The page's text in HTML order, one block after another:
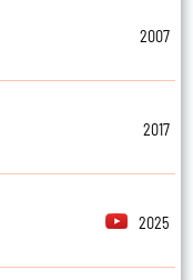
2007
2017
2025